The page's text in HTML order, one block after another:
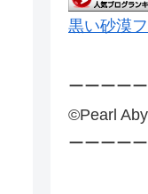
黒い砂漠
ーーーー
©Pearl
ーーーー